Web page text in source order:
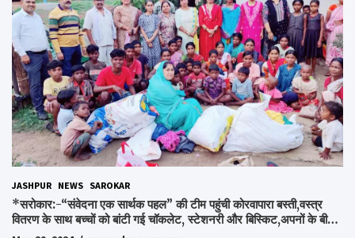
JASHPUR NEWS SAROKAR
*सरोकार:-“संवेदना एक सार्थक पहल” की टीम पहुंची कोरवापारा बस्ती,वस्त्र
वितरण के साथ बच्चों को बांटी गई चॉकलेट, स्टेशनरी और बिस्किट,अपनों के बीच
अपनों को पाकर भाव विभोर हुए लोग,संवेदना समूह के संस्थापक स्व.विश्वबंधु को